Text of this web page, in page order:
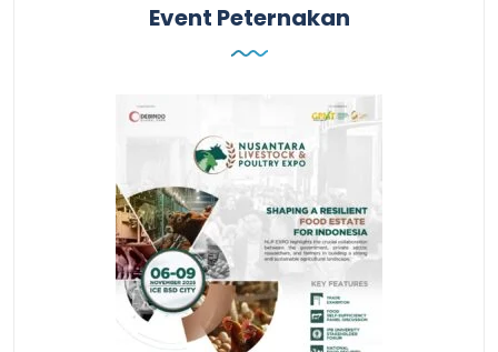
Event Peternakan